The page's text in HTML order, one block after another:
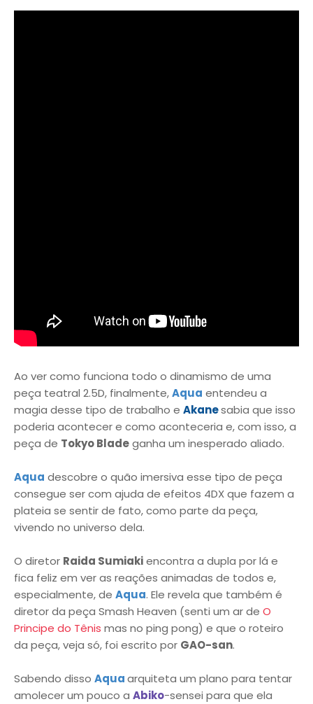
Ao ver como funciona todo o dinamismo de uma
peça teatral 2.5D, finalmente,Aqua entendeu a
magia desse tipo de trabalho e Akanesabia que isso
poderia acontecer e como aconteceria e, com isso, a
peça de Tokyo Bladeganha um inesperado aliado.
Aqua descobre o quão imersiva esse tipo de peça
consegue ser com ajuda de efeitos 4DX que fazem a
plateia se sentir de fato, como parte da peça,
vivendo no universo dela.
O diretor Raida Sumiakiencontra a dupla por lá e
fica feliz em ver as reações animadas de todos e,
especialmente, de Aqua. Ele revela que também é
diretor da peça Smash Heaven (senti um ar de O
Principe do Tênis mas no ping pong) e que o roteiro
da peça, veja só, foi escrito por GAO-san.
Sabendo disso Aquaarquiteta um plano para tentar
amolecer um pouco a Abiko-sensei para que ela